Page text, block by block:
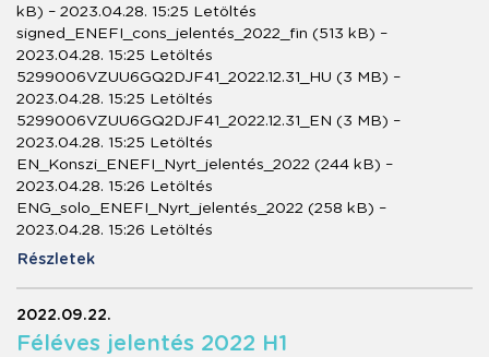
kB) – 2023.04.28. 15:25 Letöltés
signed_ENEFI_cons_jelentés_2022_fin (513 kB) –
2023.04.28. 15:25 Letöltés
5299006VZUU6GQ2DJF41_2022.12.31_HU (3 MB) –
2023.04.28. 15:25 Letöltés
5299006VZUU6GQ2DJF41_2022.12.31_EN (3 MB) –
2023.04.28. 15:25 Letöltés
EN_Konszi_ENEFI_Nyrt_jelentés_2022 (244 kB) –
2023.04.28. 15:26 Letöltés
ENG_solo_ENEFI_Nyrt_jelentés_2022 (258 kB) –
2023.04.28. 15:26 Letöltés
Részletek
2022.09.22.
Féléves jelentés 2022 H1